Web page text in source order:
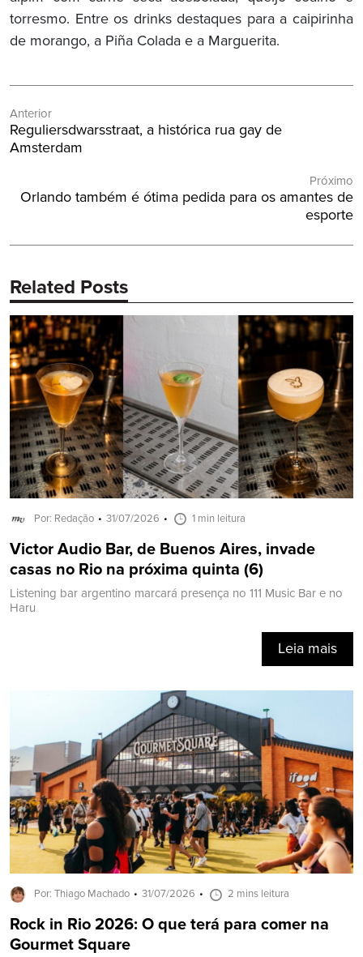
torresmo. Entre os drinks destaques para a caipirinha
de morango, a Piña Colada e a Marguerita.
de
Post
Anterior
Post
Anterior:
Reguliersdwarsstraat, a histórica rua gay de
Amsterdam
Próximo
Próximo
Orlando também é ótima pedida para os amantes de
esporte
Related Posts
Por: Redação 31/07/2026 1 min leitura
Victor Audio Bar, de Buenos Aires, invade
casas no Rio na próxima quinta (6)
Listening bar argentino marcará presença no 111 Music Bar e no
Haru
Leia mais
Por: Thiago Machado 31/07/2026 2 mins leitura
Rock in Rio 2026: O que terá para comer na
Gourmet Square